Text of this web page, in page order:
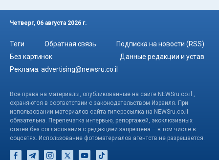
Четверг, 06 августа 2026 г.
Теги Обратная связь
Подписка на новости (RSS)
Без картинок
Данные редакции и устав
Реклама: advertising@newsru.co.il
Все права на материалы, опубликованные на сайте NEWSru.co.il ,
охраняются в соответствии с законодательством Израиля. При
использовании материалов сайта гиперссылка на NEWSru.co.il
обязательна. Перепечатка интервью, репортажей, эксклюзивных
статей без согласования с редакцией запрещена – в том числе в
соцсетях. Использование фотоматериалов агентств не разрешается.